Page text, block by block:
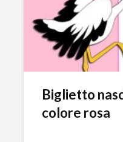
Biglietto
colore rosa